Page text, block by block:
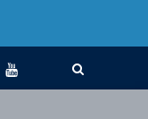
You
Tube
TikTok